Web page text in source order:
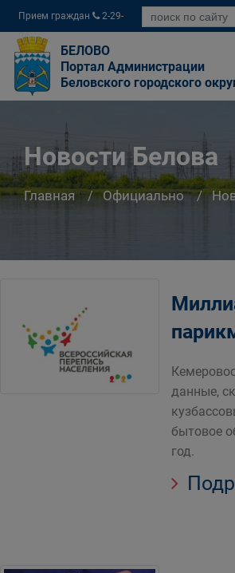
Прием граждан
2-29-
04
БЕЛОВО
Портал Администрации
Беловского городского
Новости Белова
Главная Официально
данные,
бытовое
год.